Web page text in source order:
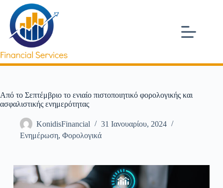
Από το Σεπτέμβριο το ενιαίο πιστοποιητικό φορολογικής και
ασφαλιστικής ενημερότητας
KonidisFinancial
31 Ιανουαρίου, 2024
Ενημέρωση, Φορολογικά